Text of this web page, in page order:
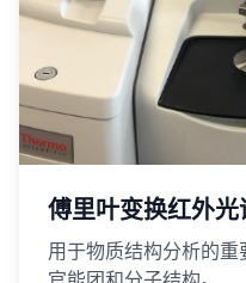
傅里叶变换红外
用于物质结构分析的